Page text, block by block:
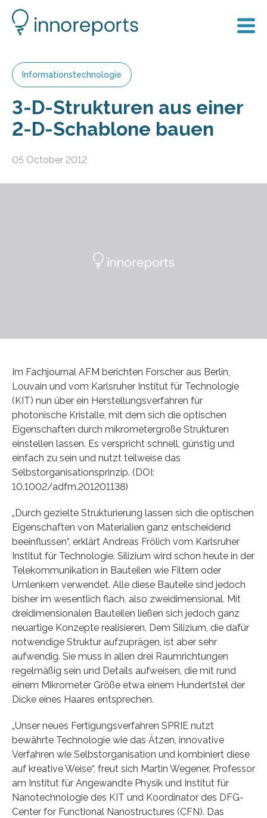
Informationstechnologie
3-D-Strukturen aus einer
2-D-Schablone bauen
05 October 2012
Im Fachjournal AFM berichten Forscher aus Berlin,
Louvain und vom Karlsruher Institut für Technologie
(KIT) nun über ein Herstellungsverfahren für
photonische Kristalle, mit dem sich die optischen
Eigenschaften durch mikrometergroße Strukturen
einstellen lassen. Es verspricht schnell, günstig und
einfach zu sein und nutzt teilweise das
Selbstorganisationsprinzip. (DOI:
10.1002/adfm.201201138)
„Durch gezielte Strukturierung lassen sich die optischen
Eigenschaften von Materialien ganz entscheidend
beeinflussen“, erklärt Andreas Frölich vom Karlsruher
Institut für Technologie. Silizium wird schon heute in der
Telekommunikation in Bauteilen wie Filtern oder
Umlenkern verwendet. Alle diese Bauteile sind jedoch
bisher im wesentlich flach, also zweidimensional. Mit
dreidimensionalen Bauteilen ließen sich jedoch ganz
neuartige Konzepte realisieren. Dem Silizium, die dafür
notwendige Struktur aufzuprägen, ist aber sehr
aufwendig. Sie muss in allen drei Raumrichtungen
regelmäßig sein und Details aufweisen, die mit rund
einem Mikrometer Größe etwa einem Hundertstel der
Dicke eines Haares entsprechen.
„Unser neues Fertigungsverfahren SPRIE nutzt
bewährte Technologie wie das Ätzen, innovative
Verfahren wie Selbstorganisation und kombiniert diese
auf kreative Weise“, freut sich Martin Wegener, Professor
am Institut für Angewandte Physik und Institut für
Nanotechnologie des KIT und Koordinator des DFG-
Center for Functional Nanostructures (CFN). Das